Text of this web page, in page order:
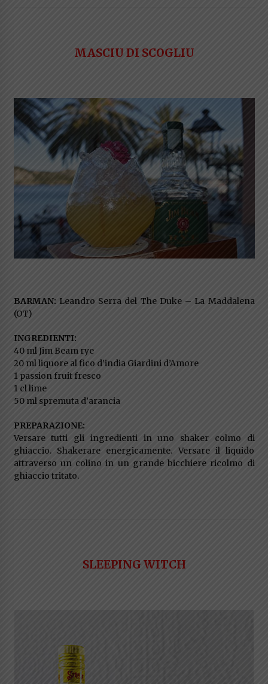
MASCIU DI SCOGLIU
BARMAN: Leandro Serra del The Duke – La Maddalena
(OT)
INGREDIENTI:
40 ml Jim Beam rye
20 ml liquore al fico d’india Giardini d’Amore
1 passion fruit fresco
1 cl lime
50 ml spremuta d’arancia
PREPARAZIONE:
Versare tutti gli ingredienti in uno shaker colmo di
ghiaccio. Shakerare energicamente. Versare il liquido
attraverso un colino in un grande bicchiere ricolmo di
ghiaccio tritato.
SLEEPING WITCH